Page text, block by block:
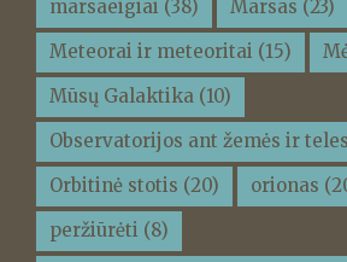
marsaeigiai (38) Marsas (23)
Meteorai ir meteoritai (15)
Mūsų Galaktika (10)
Observatorijos ant žemės ir
Orbitinė stotis (20) orionas
peržiūrėti (8)